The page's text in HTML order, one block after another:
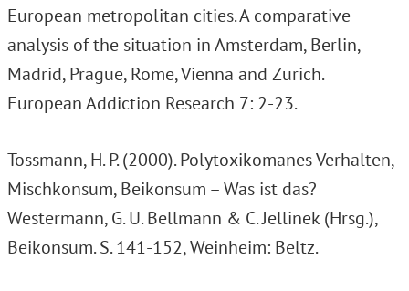
European metropolitan cities. A comparative
analysis of the situation in Amsterdam, Berlin,
Madrid, Prague, Rome, Vienna and Zurich.
European Addiction Research 7: 2-23.
Tossmann, H. P. (2000). Polytoxikomanes Verhalten,
Mischkonsum, Beikonsum – Was ist das?
Westermann, G. U. Bellmann & C. Jellinek (Hrsg.),
Beikonsum. S. 141-152, Weinheim: Beltz.